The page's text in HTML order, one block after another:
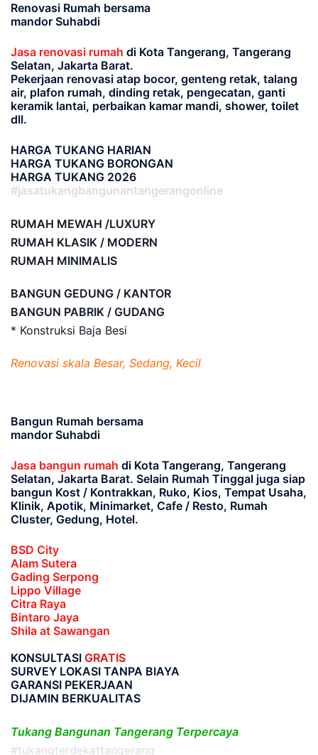
Renovasi Rumah bersama
mandor Suhabdi
Jasa renovasi rumah di Kota Tangerang, Tangerang
Selatan, Jakarta Barat.
Pekerjaan renovasi atap bocor, genteng retak, talang
air, plafon rumah, dinding retak, pengecatan, ganti
keramik lantai, perbaikan kamar mandi, shower, toilet
dll.
HARGA TUKANG HARIAN
HARGA TUKANG BORONGAN
HARGA TUKANG 2026
#jasatukangbangunantangerangonline
RUMAH MEWAH /LUXURY
RUMAH KLASIK / MODERN
RUMAH MINIMALIS
BANGUN GEDUNG / KANTOR
BANGUN PABRIK / GUDANG
* Konstruksi Baja Besi
Renovasi skala Besar, Sedang, Kecil
Bangun Rumah bersama
mandor Suhabdi
Jasa bangun rumah di Kota Tangerang, Tangerang
Selatan, Jakarta Barat. Selain Rumah Tinggal juga siap
bangun Kost / Kontrakkan, Ruko, Kios, Tempat Usaha,
Klinik, Apotik, Minimarket, Cafe / Resto, Rumah
Cluster, Gedung, Hotel.
BSD City
Alam Sutera
Gading Serpong
Lippo Village
Citra Raya
Bintaro Jaya
Shila at Sawangan
KONSULTASI GRATIS
SURVEY LOKASI TANPA BIAYA
GARANSI PEKERJAAN
DIJAMIN BERKUALITAS
Tukang Bangunan Tangerang Terpercaya
#tukangterdekattangerang